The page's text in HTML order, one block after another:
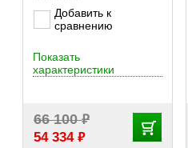
Добавить к
сравнению
66 100₽
54 334 ₽
Показать
характеристики